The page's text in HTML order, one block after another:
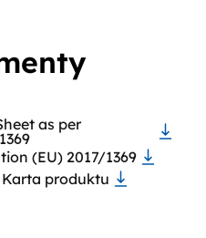
as per
(EU) 2017/1369
Karta produktu